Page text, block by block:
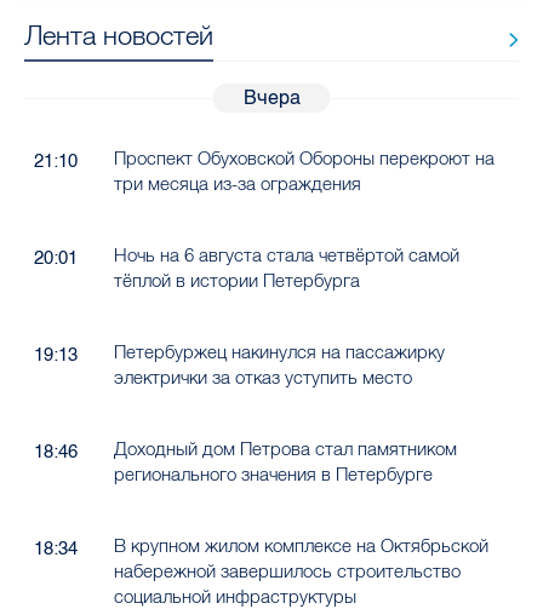
Лента новостей
Вчера
21:10
Проспект Обуховской Обороны перекроют на
три месяца из-за ограждения
20:01
Ночь на 6 августа стала четвёртой самой
тёплой в истории Петербурга
19:13
Петербуржец накинулся на пассажирку
электрички за отказ уступить место
18:46
Доходный дом Петрова стал памятником
регионального значения в Петербурге
18:34
В крупном жилом комплексе на Октябрьской
набережной завершилось строительство
социальной инфраструктуры